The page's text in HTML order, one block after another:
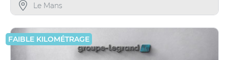
Le Mans
FAIBLE KILOMÉTRAGE